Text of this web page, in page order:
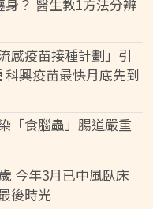
？ 醫生教1方法分辨
感疫苗接種計劃」引
興疫苗最快月底先到
「食腦蟲」腸道嚴重
今年3月已中風臥床
後時光